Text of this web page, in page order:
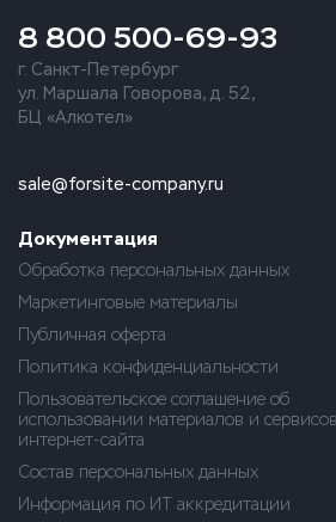
8 800 500-69-93
г. Санкт-Петербург
ул. Маршала Говорова, д. 52,
БЦ «Алкотел»
sale@forsite-company.ru
Документация
Обработка персональных данных
Маркетинговые материалы
Публичная оферта
Политика конфиденциальности
Пользовательское соглашение об
использовании материалов и сервисов
интернет-сайта
Состав персональных данных
Информация по ИТ аккредитации